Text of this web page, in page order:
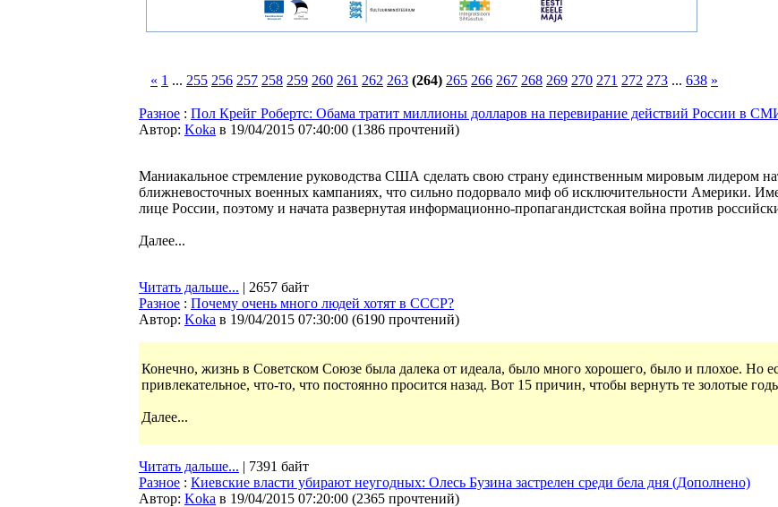
« 1 ... 255 256 257 258 259 260 261 262 263 (264) 265 266 267 268 269 270 271 272 273 ... 638 »
Разное : Пол Крейг Робертс: Обама тратит миллионы долларов на перевирание действий России в
Автор: Koka в 19/04/2015 07:40:00 (1386 прочтений)
Маниакальное стремление руководства США сделать свою страну единственным мировым лидером
ближневосточных военных кампаниях, что сильно подорвало миф об исключительности Америки.
лице России, поэтому и начата развернутая информационно-пропагандистская война против
Далее...
Читать дальше... | 2657 байт
Разное : Почему очень много людей хотят в СССР?
Автор: Koka в 19/04/2015 07:30:00 (6190 прочтений)
Конечно, жизнь в Советском Союзе была далека от идеала, было много хорошего, было и плохое. Но
привлекательное, что-то, что постоянно просится назад. Вот 15 причин, чтобы вернуть те золотые
Далее...
Читать дальше... | 7391 байт
Разное : Киевские власти убирают неугодных: Олесь Бузина застрелен среди бела дня (Дополнено)
Автор: Koka в 19/04/2015 07:20:00 (2365 прочтений)